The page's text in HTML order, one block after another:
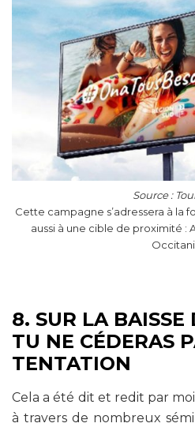
Source :
Cette campagne s’adressera à la
aussi à une cible de proximité :
8. SUR LA BAISSE
TU NE CÉDERAS
TENTATION
Cela a été dit et redit par
à travers de nombreux